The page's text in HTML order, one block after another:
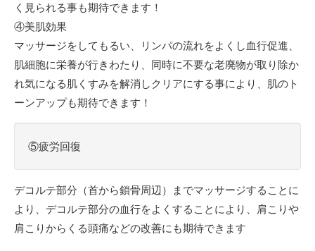
く見られる事も期待できます！
④美肌効果
マッサージをしてもるい、リンパの流れをよくし血行促進、
肌細胞に栄養が行きわたり、同時に不要な老廃物が取り除か
れ気になる肌くすみを解消しクリアにする事により、肌のト
ーンアップも期待できます！
⑤疲労回復
デコルテ部分（首から鎖骨周辺）までマッサージすることに
より、デコルテ部分の血行をよくすることにより、肩こりや
肩こりからくる頭痛などの改善にも期待できます